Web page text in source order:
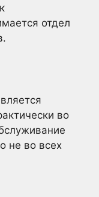
отдел
во
не во всех